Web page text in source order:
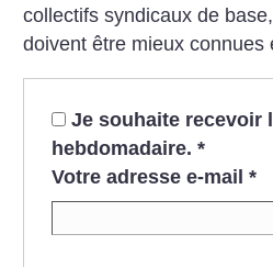
collectifs syndicaux de
doivent être mieux connues
Je souhaite recevoir
hebdomadaire. *
Votre adresse e-mail *